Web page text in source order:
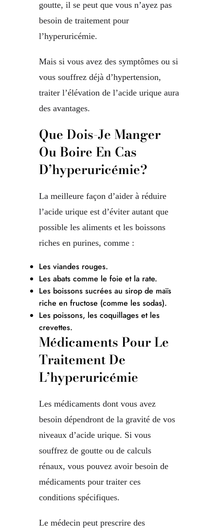
goutte, il se peut que vous n’ayez pas
besoin de traitement pour
l’hyperuricémie.
Mais si vous avez des symptômes ou si
vous souffrez déjà d’hypertension,
traiter l’élévation de l’acide urique aura
des avantages.
Que Dois-Je Manger
Ou Boire En Cas
D’hyperuricémie?
La meilleure façon d’aider à réduire
l’acide urique est d’éviter autant que
possible les aliments et les boissons
riches en purines, comme :
Les viandes rouges.
Les abats comme le foie et la rate.
Les boissons sucrées au sirop de maïs
riche en fructose (comme les sodas).
Les poissons, les coquillages et les
crevettes.
Médicaments Pour Le
Traitement De
L’hyperuricémie
Les médicaments dont vous avez
besoin dépendront de la gravité de vos
niveaux d’acide urique. Si vous
souffrez de goutte ou de calculs
rénaux, vous pouvez avoir besoin de
médicaments pour traiter ces
conditions spécifiques.
Le médecin peut prescrire des